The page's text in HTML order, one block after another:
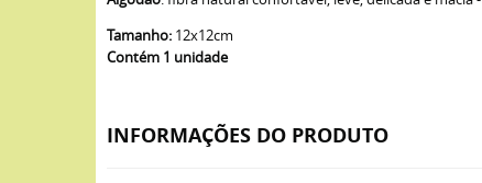
Tamanho: 12x12cm
Contém 1 unidade
INFORMAÇÕES DO PRODUTO